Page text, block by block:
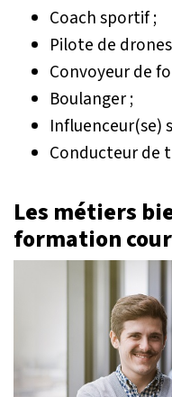
Coach sportif ;
Pilote de
Convoyeur de
Boulanger ;
Influenceur(se)
Conducteur de
Les métiers
formation